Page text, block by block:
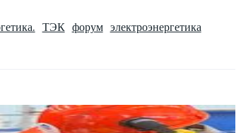
ТЭК форум электроэнергетика